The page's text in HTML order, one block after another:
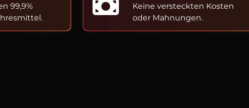
99,9%
Keine versteckten Kosten
oder Mahnungen.